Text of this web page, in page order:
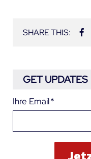
SHARE THIS:
GET UPDATES
Ihre Email*